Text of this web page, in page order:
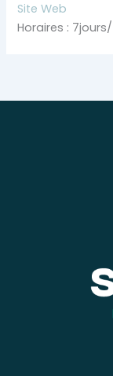
Site Web
Horaires :